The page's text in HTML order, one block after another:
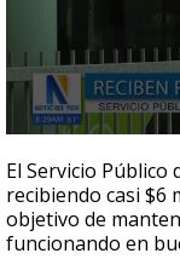
seconds
of
1
minute,
3
El Servicio Público
recibiendo casi $6
objetivo de
funcionando en